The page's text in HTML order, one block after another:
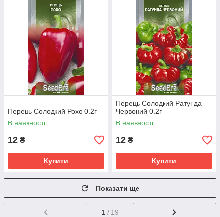
Перець Солодкий Рохо 0.2г
В наявності
12 ₴
Купити
Перець Солодкий Ратунда
Червоний 0.2г
В наявності
12 ₴
Купити
Показати ще
1 / 19